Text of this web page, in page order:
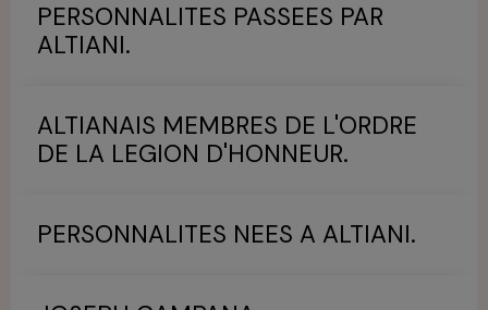
PERSONNALITES PASSEES PAR
ALTIANI.
ALTIANAIS MEMBRES DE L'ORDRE
DE LA LEGION D'HONNEUR.
PERSONNALITES NEES A ALTIANI.